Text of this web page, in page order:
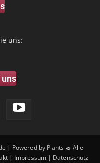
uns:
| Powered by Plants ☼ Alle
| Impressum| Datenschutz